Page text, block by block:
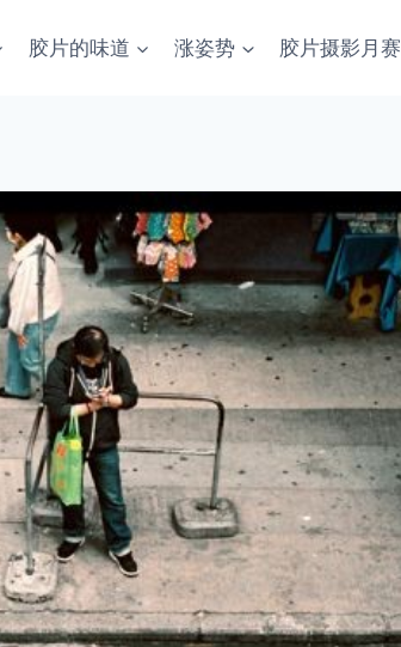
胶片的味道 涨姿势 胶片摄影月赛